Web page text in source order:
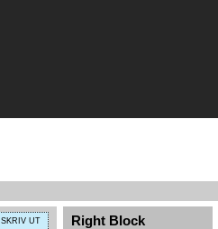
SKRIV UT Right Block